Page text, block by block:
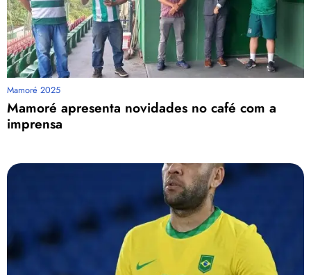
Mamoré 2025
Mamoré apresenta novidades no café com a
imprensa